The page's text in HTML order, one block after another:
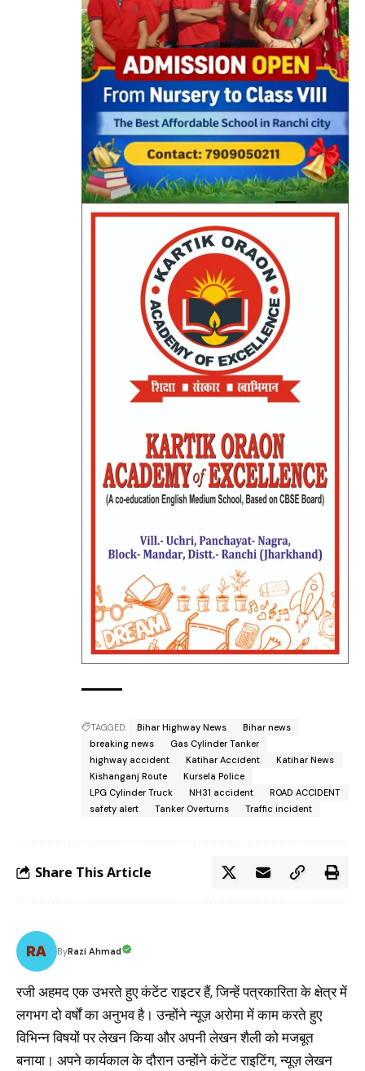
TAGGED: Bihar Highway News
Bihar news
breaking news
Gas Cylinder Tanker
highway accident
Katihar Accident
Katihar News
Kishanganj Route
Kursela Police
LPG Cylinder Truck
NH31 accident
ROAD ACCIDENT
safety alert
Tanker Overturns Traffic incident
Share This Article
ByRazi Ahmad
रजी अहमद एक उभरते हुए कंटेंट राइटर हैं, जिन्हें पत्रकारिता के क्षेत्र में
लगभग दो वर्षों का अनुभव है। उन्होंने न्यूज़ अरोमा में काम करते हुए
विभिन्न विषयों पर लेखन किया और अपनी लेखन शैली को मजबूत
बनाया। अपने कार्यकाल के दौरान उन्होंने कंटेंट राइटिंग, न्यूज़ लेखन